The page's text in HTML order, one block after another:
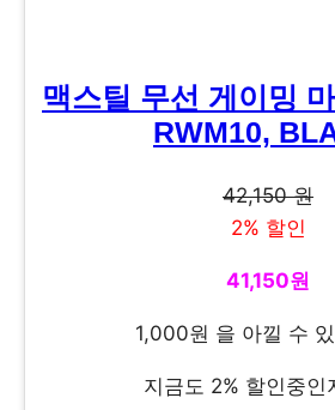
맥스틸 무선 게이밍
RWM10,
42,150 원
2% 할인
41,150원
1,000원 을 아낄 수
지금도 2% 할인중인